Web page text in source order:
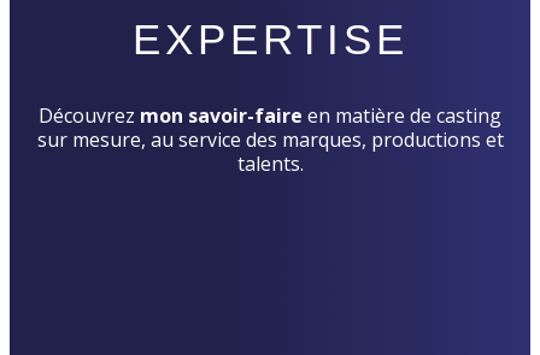
EXPERTISE
Découvrez mon savoir-faire en matière de casting
sur mesure, au service des marques, productions et
talents.